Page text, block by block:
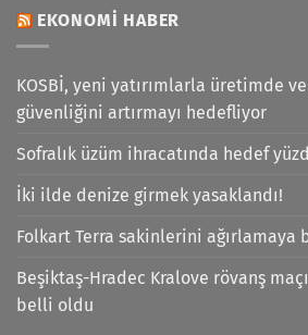
EKONOMI HABER
KOSBİ, yeni yatırımlarla üretimde
güvenliğini artırmayı hedefliyor
Sofralık üzüm ihracatında hedef
İki ilde denize girmek yasaklandı!
Folkart Terra sakinlerini ağırlamaya
Beşiktaş-Hradec Kralove rövanş
belli oldu